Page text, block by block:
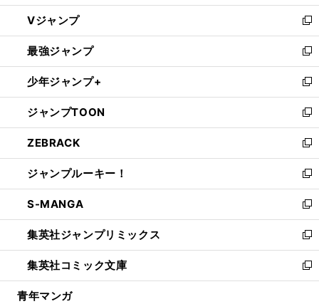
ウ
ィ
ン
ド
ウ
で
開
く
し
い
ウ
ィ
ン
ド
ウ
で
開
く
Vジャンプ
新
し
い
ウ
ィ
ン
ド
ウ
で
開
く
最強ジャンプ
新
し
い
ウ
ィ
ン
ド
ウ
で
開
く
少年ジャンプ+
新
し
い
ウ
ィ
ン
ド
ウ
で
開
く
ジャンプTOON
新
し
い
ウ
ィ
ン
ド
ウ
で
開
く
ZEBRACK
新
し
い
ウ
ィ
ン
ド
ウ
で
開
ジャンプルーキー！
新
し
い
ウ
ィ
ン
ド
ウ
S-MANGA
新
し
い
ウ
ィ
ン
集英社ジャンプリミックス
新
し
い
ウ
集英社コミック文庫
新
し
青年マンガ